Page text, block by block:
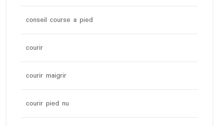
conseil course a pied
courir
courir maigrir
courir pied nu